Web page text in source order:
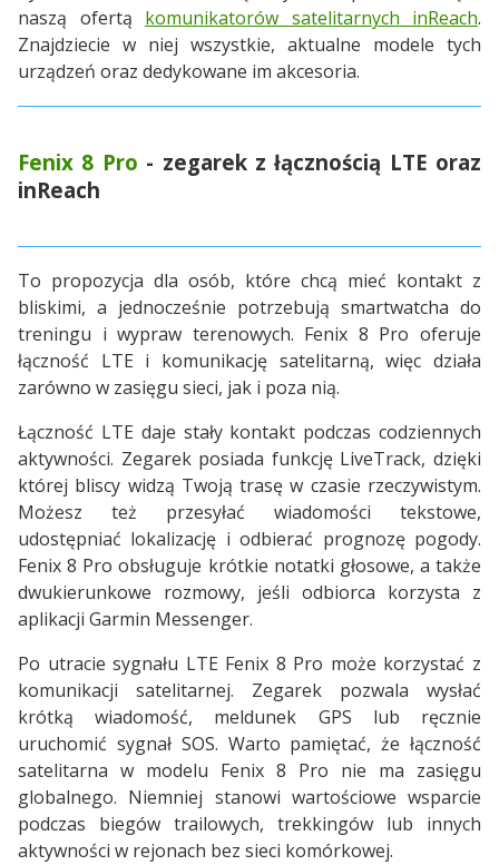
naszą ofertą komunikatorów satelitarnych inReach.
Znajdziecie w niej wszystkie, aktualne modele tych
urządzeń oraz dedykowane im akcesoria.
Fenix 8 Pro - zegarek z łącznością LTE oraz
inReach
To propozycja dla osób, które chcą mieć kontakt z
bliskimi, a jednocześnie potrzebują smartwatcha do
treningu i wypraw terenowych. Fenix 8 Pro oferuje
łączność LTE i komunikację satelitarną, więc działa
zarówno w zasięgu sieci, jak i poza nią.
Łączność LTE daje stały kontakt podczas codziennych
aktywności. Zegarek posiada funkcję LiveTrack, dzięki
której bliscy widzą Twoją trasę w czasie rzeczywistym.
Możesz też przesyłać wiadomości tekstowe,
udostępniać lokalizację i odbierać prognozę pogody.
Fenix 8 Pro obsługuje krótkie notatki głosowe, a także
dwukierunkowe rozmowy, jeśli odbiorca korzysta z
aplikacji Garmin Messenger.
Po utracie sygnału LTE Fenix 8 Pro może korzystać z
komunikacji satelitarnej. Zegarek pozwala wysłać
krótką wiadomość, meldunek GPS lub ręcznie
uruchomić sygnał SOS. Warto pamiętać, że łączność
satelitarna w modelu Fenix 8 Pro nie ma zasięgu
globalnego. Niemniej stanowi wartościowe wsparcie
podczas biegów trailowych, trekkingów lub innych
aktywności w rejonach bez sieci komórkowej.